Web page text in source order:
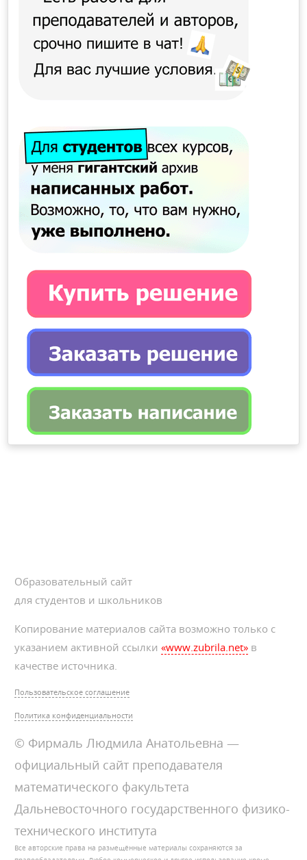
Образовательный сайт
для студентов и школьников
Копирование материалов сайта возможно только с
указанием активной ссылки«www.zubrila.net» в
качестве источника.
Пользовательское соглашение
Политика конфиденциальности
© Фирмаль Людмила Анатольевна —
официальный сайт преподавателя
математического факультета
Дальневосточного государственного физико-
технического института
Все авторские права на размещённые материалы сохраняются за